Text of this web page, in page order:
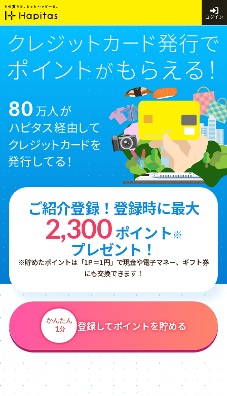
ログイン
ご紹介登録！登録時に最大
2,300ポイント※
プレゼント！
※貯めたポイントは「1P＝1円」で現金や電子マネー、ギフト券
にも交換できます！
かんたん
1分 登録してポイントを貯める